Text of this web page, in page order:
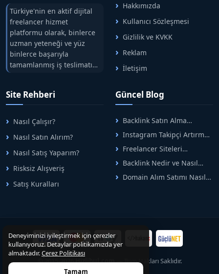
Türkiye'nin en aktif dijital
freelancer hizmet
platformu olarak, binlerce
uzman yeteneği ve yüz
binlerce başarıyla
tamamlanmış iş teslimatını
tek çatıda buluşturuyoruz.
arasındaki süreci risksiz
alışveriş sistemi ile koruyan
ticaretin güvenli
adreslerinden birisidir.
Hakkımızda
Kullanıcı Sözleşmesi
Gizlilik ve KVKK
Reklam
İletişim
Site Rehberi
Nasıl Çalışır?
Nasıl Satın Alırım?
Nasıl Satış Yaparım?
Risksiz Alışveriş
Satış Kuralları
Güncel Blog
Backlink Satın Alma
Rehberi: Güvenli SEO İçin
Doğru Adımlar
Instagram Takipçi Artırma
Yöntemleri: Organik Büyüme
Rehberi
Freelancer Siteleri
Arasında Doğru Seçim Nasıl
Yapılır
Backlink Nedir ve Nasıl
Alınır? Etkili Yöntemler
Domain Alım Satımı Nasıl
© 2015-2026Hizlibul.com— Tüm Hakları Saklıdır.
Deneyiminizi iyileştirmek için çerezler
kullanıyoruz. Detaylar politikamızda yer
almaktadır.Çerez Politikası
Tamam